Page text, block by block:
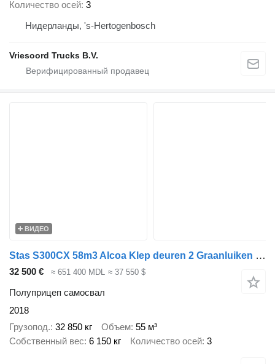
Количество осей 3
Нидерланды, 's-Hertogenbosch
Vriesoord Trucks B.V.
ВИДЕО
Stas S300CX 58m3 Alcoa Klep deuren 2 Graanluiken 09-2026
32 500 € ≈ 651 400 MDL ≈ 37 550 $
Полуприцеп самосвал
2018
Грузопод. 32 850 кг Объем 55 м³
Собственный вес 6 150 кг Количество осей 3